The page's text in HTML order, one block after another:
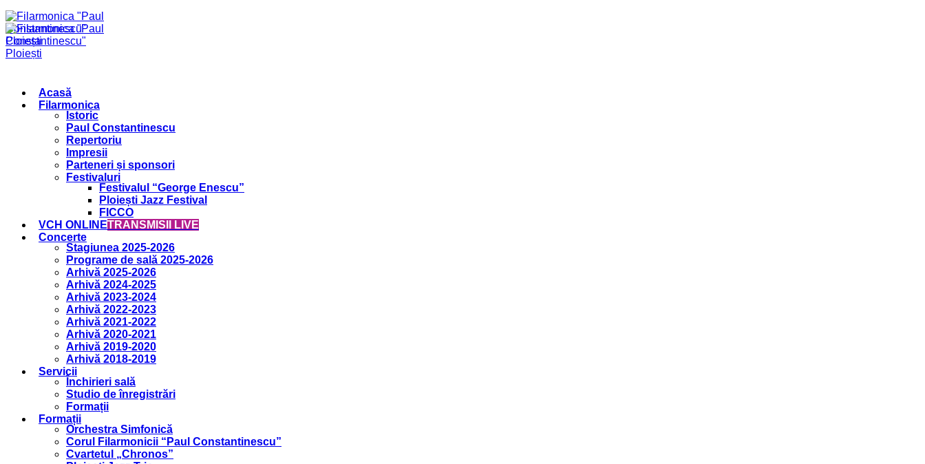
Acasă
Filarmonica
Istoric
Paul Constantinescu
Repertoriu
Impresii
Parteneri și sponsori
Festivaluri
Festivalul “George Enescu”
Ploiești Jazz Festival
FICCO
VCH ONLINETRANSMISII LIVE
Concerte
Stagiunea 2025-2026
Programe de sală 2025-2026
Arhivă 2025-2026
Arhivă 2024-2025
Arhivă 2023-2024
Arhivă 2022-2023
Arhivă 2021-2022
Arhivă 2020-2021
Arhivă 2019-2020
Arhivă 2018-2019
Servicii
Închirieri sală
Studio de înregistrări
Formații
Formații
Orchestra Simfonică
Corul Filarmonicii “Paul Constantinescu”
Cvartetul „Chronos”